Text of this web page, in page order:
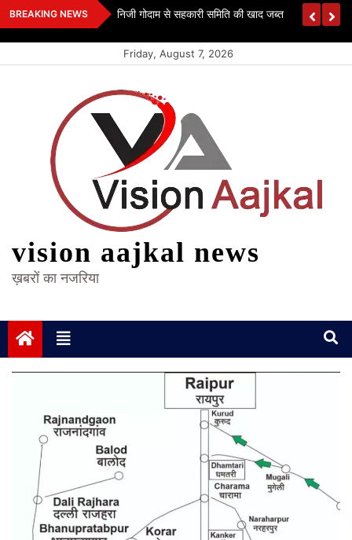
Skip
to
BREAKING NEWS निजी गोदाम से सहकारी समिति की खाद जब्त
Friday, August 7, 2026
vision aajkal news
ख़बरों का नजरिया